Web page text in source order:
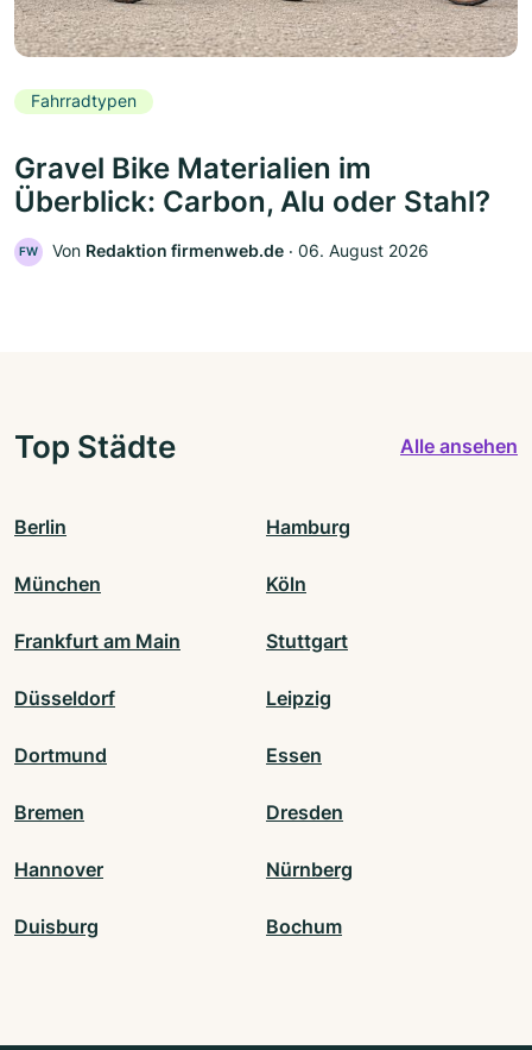
Fahrradtypen
Gravel Bike Materialien im
Überblick: Carbon, Alu oder Stahl?
FW Von Redaktion firmenweb.de ‧ 06. August 2026
Top Städte Alle ansehen
Berlin Hamburg
München Köln
Frankfurt am Main Stuttgart
Düsseldorf Leipzig
Dortmund Essen
Bremen Dresden
Hannover Nürnberg
Duisburg Bochum